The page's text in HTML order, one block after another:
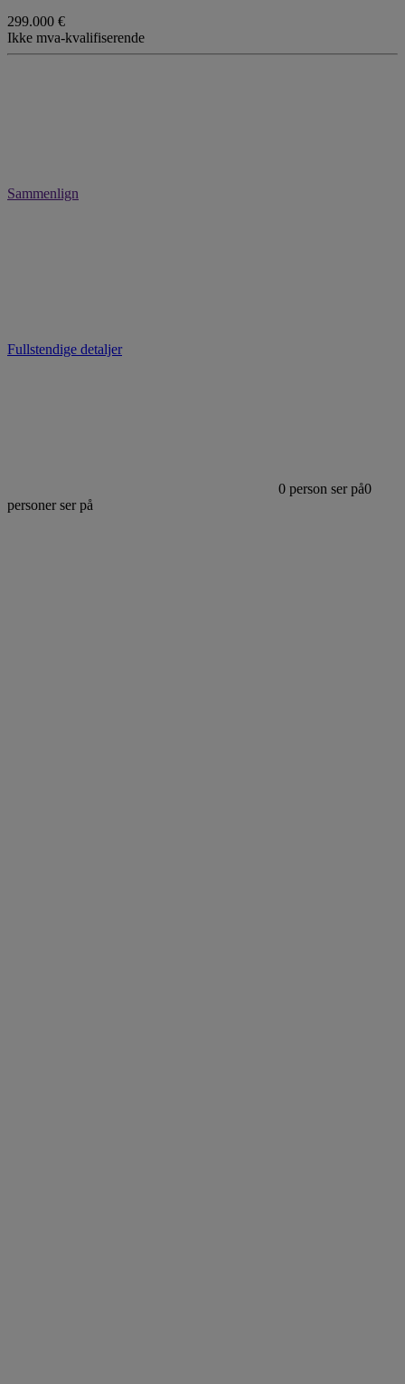
299.000 €
Ikke mva-kvalifiserende
Sammenlign
Fullstendige detaljer
0 person ser på0
personer ser på